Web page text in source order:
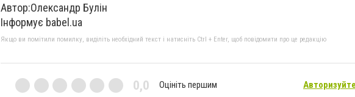
Автор:Олександр Булін
Інформує babel.ua
Якщо ви помітили помилку, виділіть необхідний текст і натисніть Ctrl + Enter, щоб повідомити про це редакцію
0,0 Оцініть першим